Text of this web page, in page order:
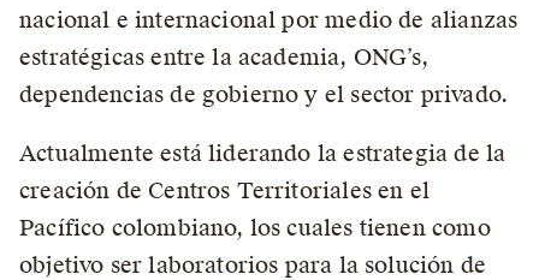
nacional e internacional por medio de alianzas
estratégicas entre la academia, ONG’s,
dependencias de gobierno y el sector privado.
Actualmente está liderando la estrategia de la
creación de Centros Territoriales en el
Pacífico colombiano, los cuales tienen como
objetivo ser laboratorios para la solución de